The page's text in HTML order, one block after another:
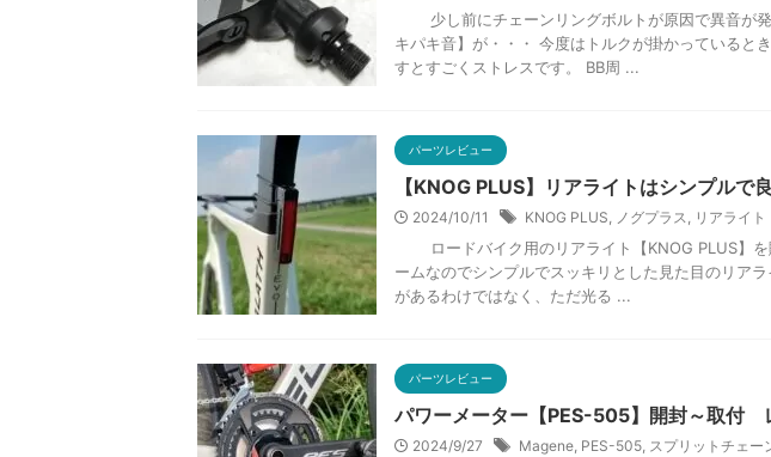
少し前にチェーンリングボルトが原因で異音が発
キパキ音】が・・・ 今度はトルクが掛かっていると
すとすごくストレスです。 BB周 ...
パーツレビュー
【KNOG PLUS】リアライトはシンプルで
2024/10/11 KNOG PLUS, ノグプラス, リアライト
ロードバイク用のリアライト【KNOG PLUS】を
ームなのでシンプルでスッキリとした見た目のリア
があるわけではなく、ただ光る ...
パーツレビュー
パワーメーター【PES-505】開封～取付
2024/9/27 Magene, PES-505, スプリットチェー